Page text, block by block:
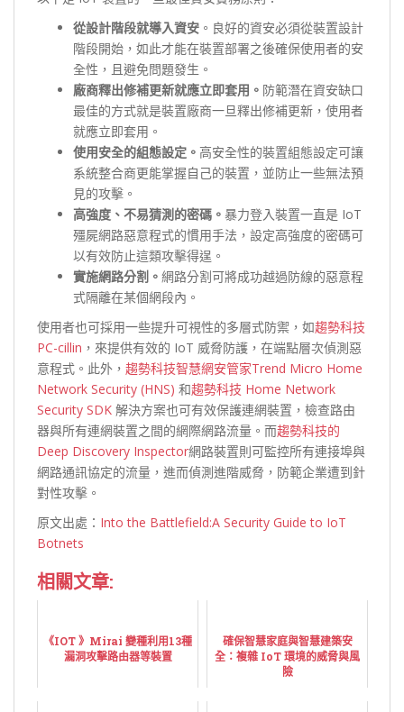
從設計階段就導入資安 。良好的資安必須從裝置設計
階段開始，如此才能在裝置部署之後確保使用者的安
全性，且避免問題發生。
廠商釋出修補更新就應立即套用。 防範潛在資安缺口
最佳的方式就是裝置廠商一旦釋出修補更新，使用者
就應立即套用。
使用安全的組態設定。 高安全性的裝置組態設定可讓
系統整合商更能掌握自己的裝置，並防止一些無法預
見的攻擊。
高強度、不易猜測的密碼。 暴力登入裝置一直是 IoT
殭屍網路惡意程式的慣用手法，設定高強度的密碼可
以有效防止這類攻擊得逞。
實施網路分割。 網路分割可將成功越過防線的惡意程
式隔離在某個網段內。
使用者也可採用一些提升可視性的多層式防禦，如趨勢科技
PC-cillin ，來提供有效的 IoT 威脅防護，在端點層次偵測惡
意程式。此外， 趨勢科技智慧網安管家Trend Micro Home
Network Security (HNS) 和趨勢科技 Home Network
Security SDK 解決方案也可有效保護連網裝置，檢查路由
器與所有連網裝置之間的網際網路流量。而趨勢科技的
Deep Discovery Inspector網路裝置則可監控所有連接埠與
網路通訊協定的流量，進而偵測進階威脅，防範企業遭到針
對性攻擊。
原文出處： Into the Battlefield:A Security Guide to IoT
Botnets
相關文章:
《IOT 》Mirai 變種利用13種
漏洞攻擊路由器等裝置
確保智慧家庭與智慧建築安
全：複雜 IoT 環境的威脅與風
險